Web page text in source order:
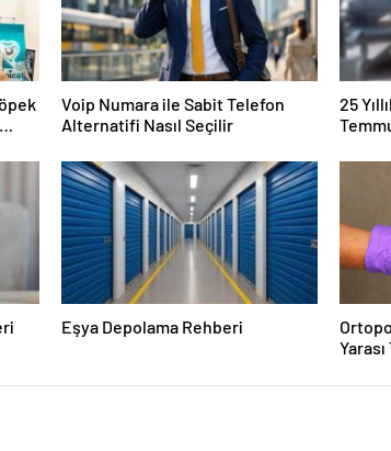
Voip Numara ile Sabit Telefon
Alternatifi Nasıl Seçilir
25
Eşya Depolama Rehberi